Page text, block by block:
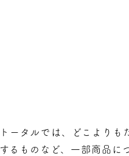
トータルでは、どこより
するものなど、⼀部商品に